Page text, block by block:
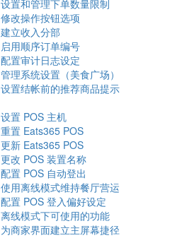
设置和管理下单数量限制
修改操作按钮选项
建立收入分部
启用顺序订单编号
配置审计日志设定
管理系统设置（美食广场）
设置结帐前的推荐商品提示
设置 POS 主机
重置 Eats365 POS
更新 Eats365 POS
更改 POS 装置名称
配置 POS 自动登出
使用离线模式维持餐厅营运
配置 POS 登入偏好设定
离线模式下可使用的功能
为商家界面建立主屏幕捷径